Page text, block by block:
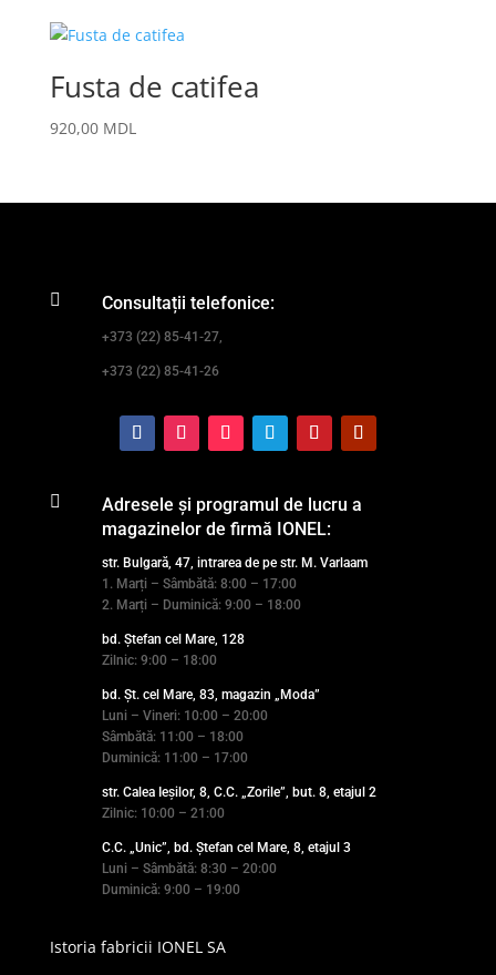
Fusta de catifea
920,00 MDL
 Consultații telefonice:
+373 (22) 85-41-27,
+373 (22) 85-41-26

Adresele și programul de lucru a
magazinelor de firmă IONEL:
str. Bulgară, 47, intrarea de pe str. M. Varlaam
1. Marți – Sâmbătă: 8:00 – 17:00
2. Marți – Duminică: 9:00 – 18:00
bd. Ștefan cel Mare, 128
Zilnic: 9:00 – 18:00
bd. Șt. cel Mare, 83, magazin „Moda”
Luni – Vineri: 10:00 – 20:00
Sâmbătă: 11:00 – 18:00
Duminică: 11:00 – 17:00
str. Calea Ieșilor, 8, C.C. „Zorile”, but. 8, etajul 2
Zilnic: 10:00 – 21:00
C.C. „Unic”, bd. Ștefan cel Mare, 8, etajul 3
Luni – Sâmbătă: 8:30 – 20:00
Duminică: 9:00 – 19:00
Istoria fabricii IONEL SA